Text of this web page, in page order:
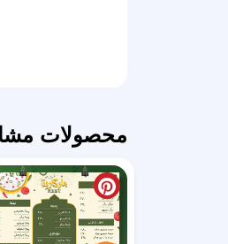
محصولات